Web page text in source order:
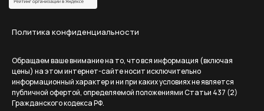
Политика конфиденциальности
Обращаем ваше внимание на то, что вся информация (включая
цены) на этом интернет-сайте носит исключительно
информационный характер и ни при каких условиях не является
публичной офертой, определяемой положениями Статьи 437 (2)
Гражданского кодекса РФ.